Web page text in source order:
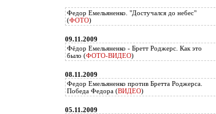
Федор Емельяненко. "Достучался до небес"
(ФОТО)
09.11.2009
Фёдор Емельяненко - Бретт Роджерс. Как это
было (ФОТО-ВИДЕО)
08.11.2009
Федор Емельяненко против Бретта Роджерса.
Победа Федора (ВИДЕО)
05.11.2009